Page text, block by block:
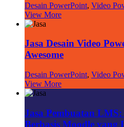
Desain PowerPoint, Video
View More
Jasa Desain Video
Awesome
Desain PowerPoint, Video
View More
Jasa Pembuatan
Berbasis Moodle yang